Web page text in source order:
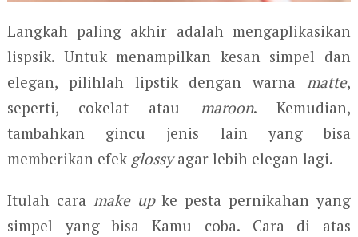
Langkah paling akhir adalah mengaplikasikan
lispsik. Untuk menampilkan kesan simpel dan
elegan, pilihlah lipstik dengan warnamatte,
seperti, cokelat atau maroon. Kemudian,
tambahkan gincu jenis lain yang bisa
memberikan efek glossyagar lebih elegan lagi.
Itulah cara make upke pesta pernikahan yang
simpel yang bisa Kamu coba. Cara di atas